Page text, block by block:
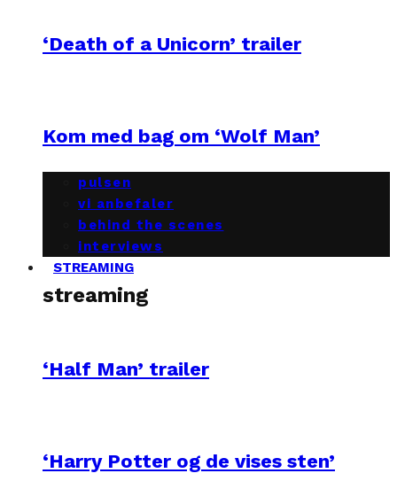
‘Death of a Unicorn’ trailer
Kom med bag om ‘Wolf Man’
pulsen
vi anbefaler
behind the scenes
interviews
STREAMING
streaming
‘Half Man’ trailer
‘Harry Potter og de vises sten’